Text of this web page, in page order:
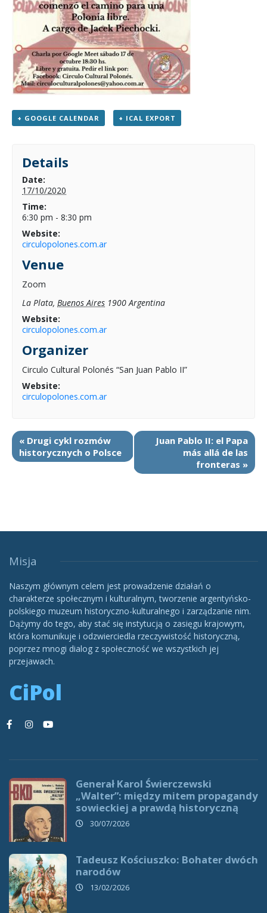
+ GOOGLE CALENDAR + ICAL EXPORT
Details
Date:
17/10/2020
Time:
6:30 pm - 8:30 pm
Website:
circulopolones.com.ar
Venue
Zoom
La Plata, Buenos Aires 1900 Argentina
Website:
circulopolones.com.ar
Organizer
Circulo Cultural Polonés “San Juan Pablo II”
Website:
circulopolones.com.ar
« Drugi cykl rozmów
historycznych o Polsce
Juan Pablo II: el Papa
más allá de las
fronteras »
Misja
Naszym głównym celem jest prowadzenie działań o
charakterze społecznym i kulturalnym, tworzenie argentyńsko-
polskiego muzeum historyczno-kulturalnego i zarządzanie nim.
Dążymy do tego, aby stać się instytucją o zasięgu krajowym,
która komunikuje i odzwierciedla rzeczywistość historyczną,
poprzez mnogi dialog z społeczność we wszystkich jej
przejawach.
CiPol
Generał Karol Świerczewski
„Walter”: między mitem propagandy
sowieckiej a prawdą historyczną
30/07/2026
Tadeusz Kościuszko: Bohater dwóch
narodów
13/02/2026